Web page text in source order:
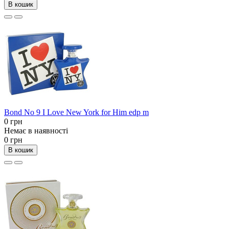
В кошик
Bond No 9 I Love New York for Him edp m
0 грн
Немає в наявності
0 грн
В кошик